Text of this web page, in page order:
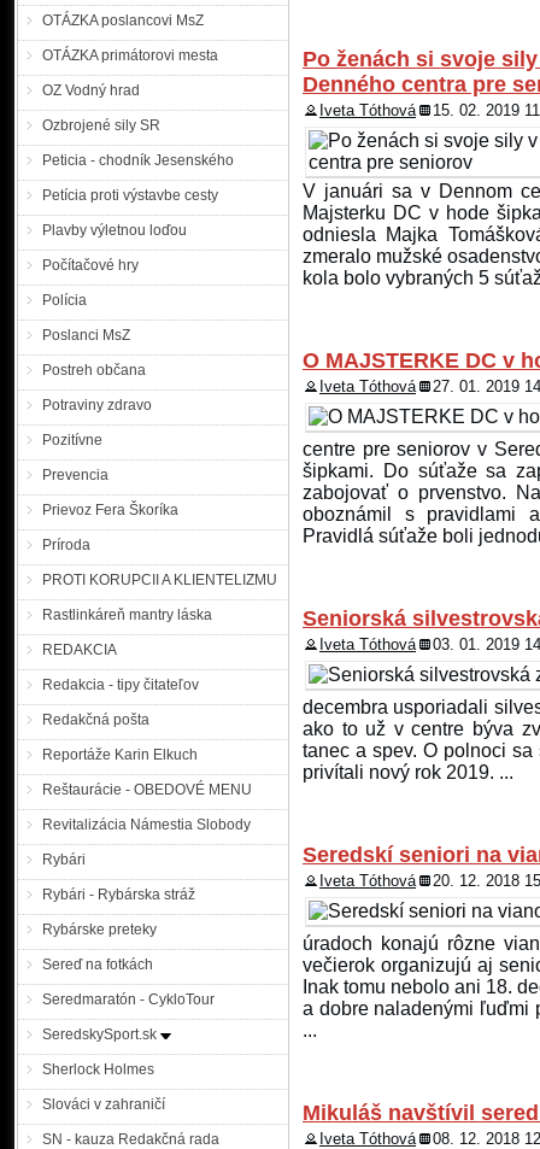
OTÁZKA poslancovi MsZ
OTÁZKA primátorovi mesta
OZ Vodný hrad
Ozbrojené sily SR
Peticia - chodník Jesenského
Petícia proti výstavbe cesty
Plavby výletnou loďou
Počítačové hry
Polícia
Poslanci MsZ
Postreh občana
Potraviny zdravo
Pozitívne
Prevencia
Prievoz Fera Škoríka
Príroda
PROTI KORUPCII A KLIENTELIZMU
Rastlinkáreň mantry láska
REDAKCIA
Redakcia - tipy čitateľov
Redakčná pošta
Reportáže Karin Elkuch
Reštaurácie - OBEDOVÉ MENU
Revitalizácia Námestia Slobody
Rybári
Rybári - Rybárska stráž
Rybárske preteky
Sereď na fotkách
Seredmaratón - CykloTour
SeredskySport.sk
Sherlock Holmes
Slováci v zahraničí
SN - kauza Redakčná rada
Po ženách si svoje
Denného centra pre
Iveta Tóthová 15. 02. 2019
V januári sa v Dennom
Majsterku DC v hode
odniesla Majka
zmeralo mužské
kola bolo vybraných 5
O MAJSTERKE DC v
Iveta Tóthová 27. 01. 2019
centre pre seniorov v
šipkami. Do súťaže sa
zabojovať o prvenstvo.
oboznámil s pravidlami
Pravidlá súťaže boli
Seniorská
Iveta Tóthová 03. 01. 2019
decembra usporiadali
ako to už v centre býva
tanec a spev. O polnoci
privítali nový rok 2019. ...
Seredskí seniori na
Iveta Tóthová 20. 12. 2018
úradoch konajú rôzne
večierok organizujú aj
Inak tomu nebolo ani 18.
a dobre naladenými ľuďmi
...
Mikuláš navštívil
Iveta Tóthová 08. 12. 2018